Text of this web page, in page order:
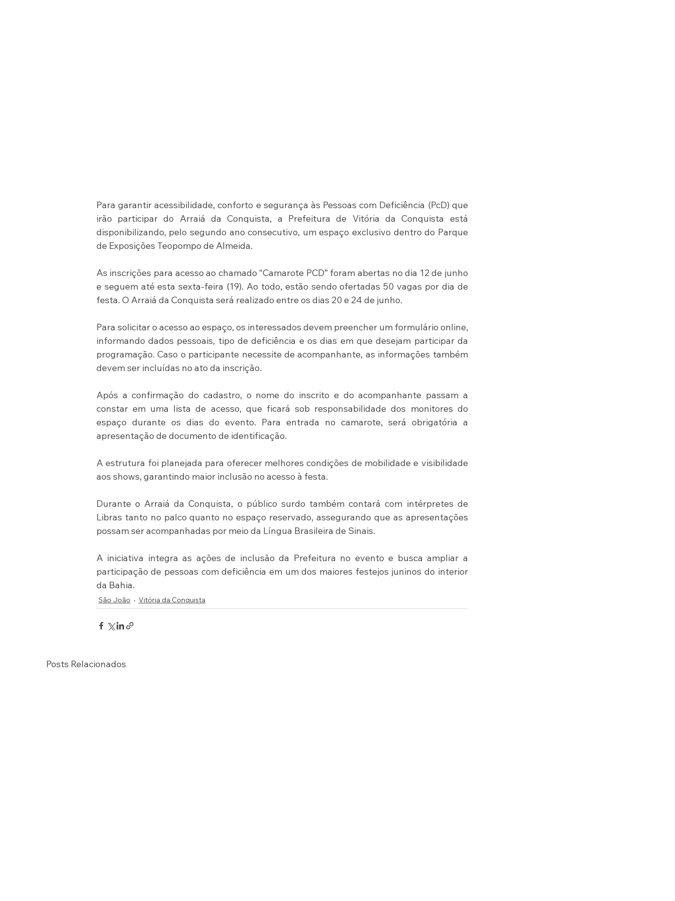
Para garantir acessibilidade, conforto e segurança às Pessoas com Deficiência (PcD) que
irão participar do Arraiá da Conquista, a Prefeitura de Vitória da Conquista está
disponibilizando, pelo segundo ano consecutivo, um espaço exclusivo dentro do Parque
de Exposições Teopompo de Almeida.
As inscrições para acesso ao chamado “Camarote PCD” foram abertas no dia 12 de junho
e seguem até esta sexta-feira (19). Ao todo, estão sendo ofertadas 50 vagas por dia de
festa. O Arraiá da Conquista será realizado entre os dias 20 e 24 de junho.
Para solicitar o acesso ao espaço, os interessados devem preencher um formulário online,
informando dados pessoais, tipo de deficiência e os dias em que desejam participar da
programação. Caso o participante necessite de acompanhante, as informações também
devem ser incluídas no ato da inscrição.
Após a confirmação do cadastro, o nome do inscrito e do acompanhante passam a
constar em uma lista de acesso, que ficará sob responsabilidade dos monitores do
espaço durante os dias do evento. Para entrada no camarote, será obrigatória a
apresentação de documento de identificação.
A estrutura foi planejada para oferecer melhores condições de mobilidade e visibilidade
aos shows, garantindo maior inclusão no acesso à festa.
Durante o Arraiá da Conquista, o público surdo também contará com intérpretes de
Libras tanto no palco quanto no espaço reservado, assegurando que as apresentações
possam ser acompanhadas por meio da Língua Brasileira de Sinais.
A iniciativa integra as ações de inclusão da Prefeitura no evento e busca ampliar a
participação de pessoas com deficiência em um dos maiores festejos juninos do interior
da Bahia.
São João Vitória da Conquista
Posts Relacionados